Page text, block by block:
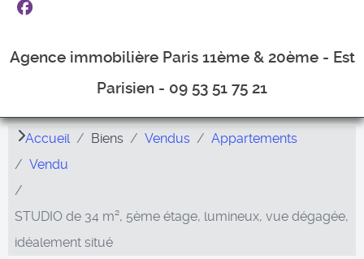
Agence immobilière Paris 11ème & 20ème - Est
Parisien - 09 53 51 75 21
Accueil Biens Vendus
Appartements
Vendu
STUDIO de 34 m², 5ème étage, lumineux, vue dégagée,
idéalement situé